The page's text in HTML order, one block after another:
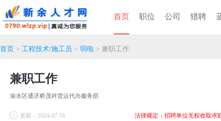
首页 职位 公司 猎聘
首页 > 工程技术/施工员 > 弱电 > 兼职工作
兼职工作
渝水区通济桥茂祥货运代办服务部
更新：2024-07-16 法律规定：招聘单位无权收取求